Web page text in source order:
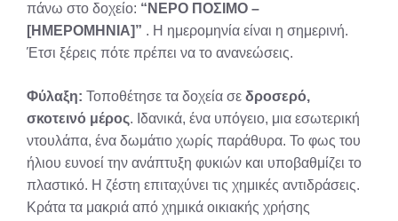
πάνω στο δοχείο: “ΝΕΡΟ ΠΟΣΙΜΟ –
[ΗΜΕΡΟΜΗΝΙΑ]” . Η ημερομηνία είναι η σημερινή.
Έτσι ξέρεις πότε πρέπει να το ανανεώσεις.
Φύλαξη: Τοποθέτησε τα δοχεία σε δροσερό,
σκοτεινό μέρος. Ιδανικά, ένα υπόγειο, μια εσωτερική
ντουλάπα, ένα δωμάτιο χωρίς παράθυρα. Το φως του
ήλιου ευνοεί την ανάπτυξη φυκιών και υποβαθμίζει το
πλαστικό. Η ζέστη επιταχύνει τις χημικές αντιδράσεις.
Κράτα τα μακριά από χημικά οικιακής χρήσης